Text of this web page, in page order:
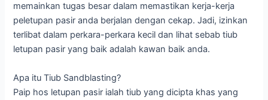
memainkan tugas besar dalam memastikan kerja-kerja
peletupan pasir anda berjalan dengan cekap. Jadi, izinkan
terlibat dalam perkara-perkara kecil dan lihat sebab tiub
letupan pasir yang baik adalah kawan baik anda.
Apa itu Tiub Sandblasting?
Paip hos letupan pasir ialah tiub yang dicipta khas yang